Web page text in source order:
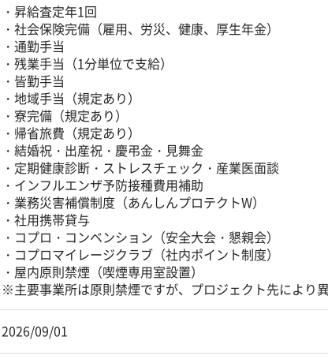
・昇給査定年1回
・社会保険完備（雇用、労災、健康、厚生年金）
・通勤手当
・残業手当（1分単位で支給）
・皆勤手当
・地域手当（規定あり）
・寮完備（規定あり）
・帰省旅費（規定あり）
・結婚祝・出産祝・慶弔金・見舞金
・定期健康診断・ストレスチェック・産業医面談
・インフルエンザ予防接種費用補助
・業務災害補償制度（あんしんプロテクトW）
・社用携帯貸与
・コプロ・コンベンション（安全大会・懇親会）
・コプロマイレージクラブ（社内ポイント制度）
・屋内原則禁煙（喫煙専用室設置）
※主要事業所は原則禁煙ですが、プロジェクト先により異
2026/09/01